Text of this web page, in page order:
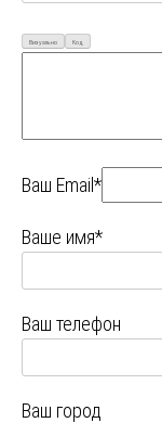
Визуально Код
Ваш Email*
Ваше имя*
Ваш телефон
Ваш город